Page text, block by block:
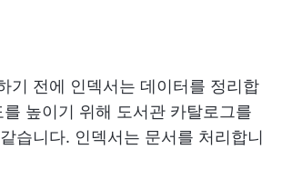
기 전에 인덱서는 데이터를 정리합
높이기 위해 도서관 카탈로그를
습니다. 인덱서는 문서를 처리합니